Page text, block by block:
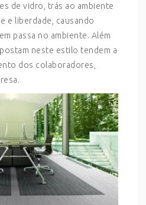
de vidro, trás ao ambiente
e liberdade, causando
passa no ambiente. Além
neste estilo tendem a
dos colaboradores,